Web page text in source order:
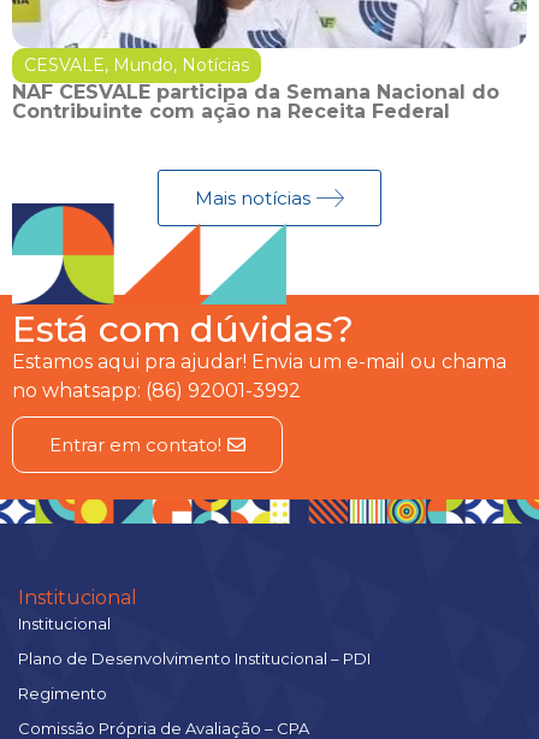
CESVALE, Mundo, Notícias
NAF CESVALE participa da Semana Nacional do
Contribuinte com ação na Receita Federal
Mais notícias
Está com dúvidas?
Estamos aqui pra ajudar! Envia um e-mail ou chama
no whatsapp: (86) 92001-3992
Entrar em contato!
Institucional
Institucional
Plano de Desenvolvimento Institucional – PDI
Regimento
Comissão Própria de Avaliação – CPA